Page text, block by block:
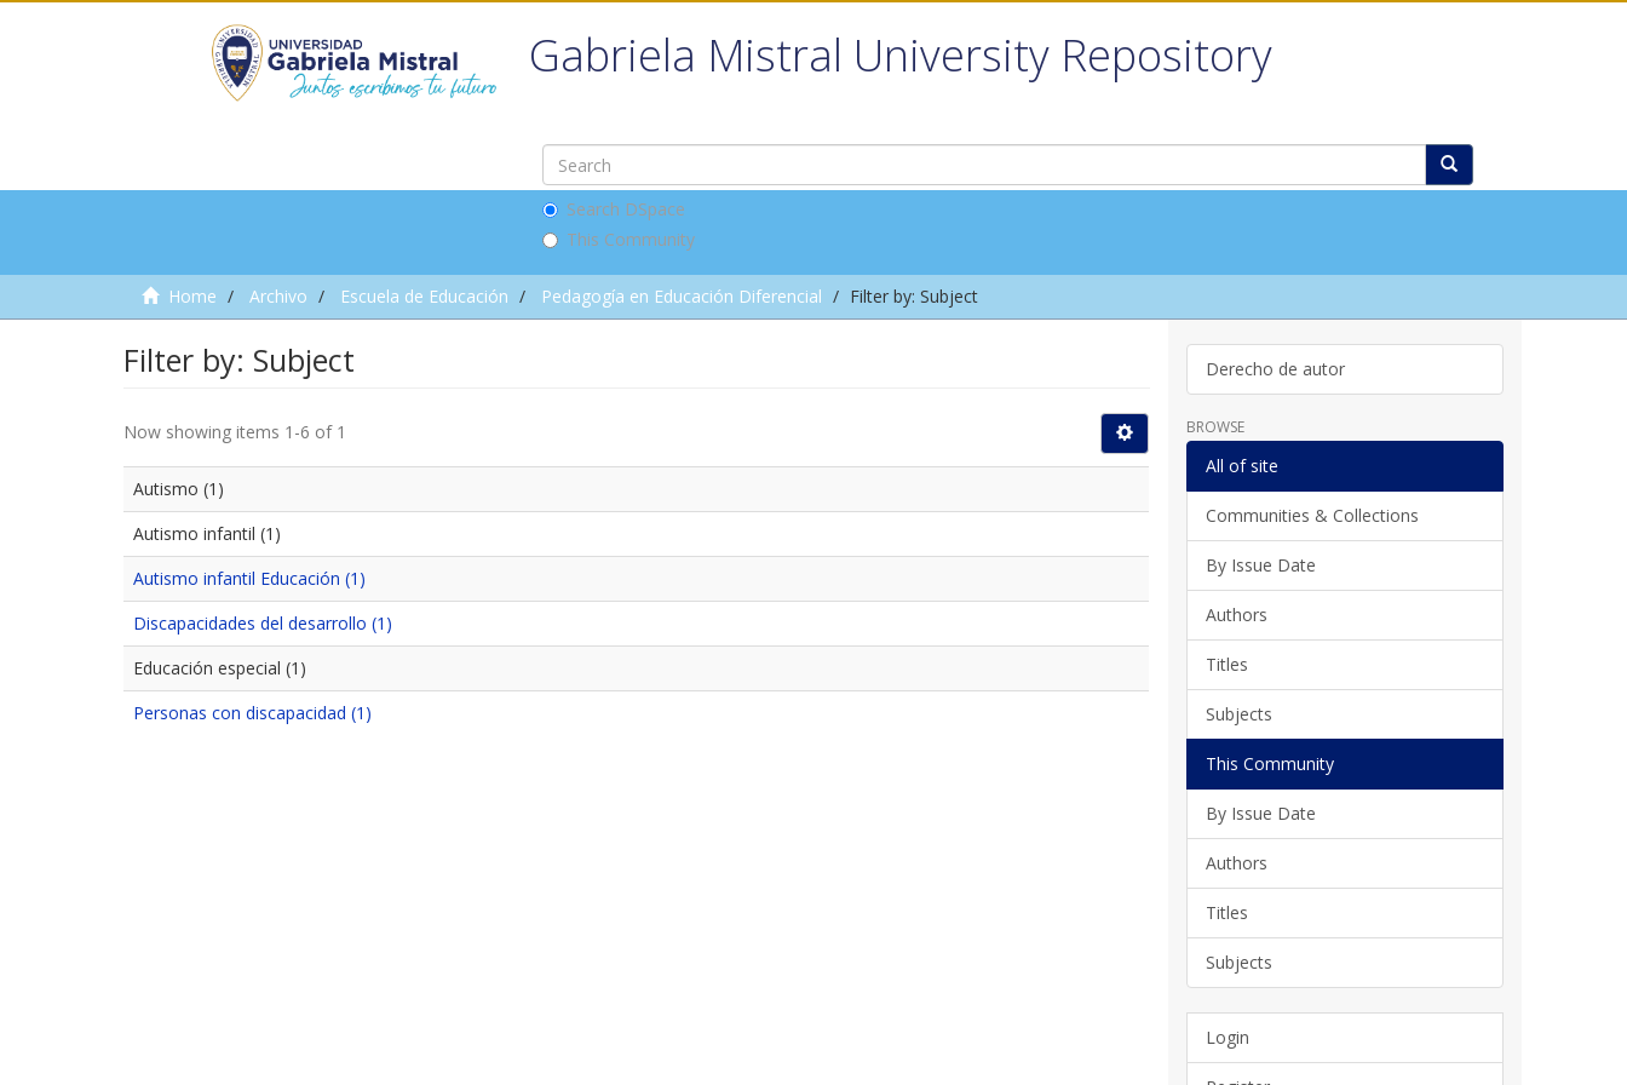
Gabriela Mistral University Repository
Search DSpace
This Community
Home Archivo Escuela de Educación Pedagogía en Educación Diferencial Filter by: Subject
Filter by: Subject
Now showing items 1-6 of 1
Autismo (1)
Autismo infantil (1)
Autismo infantil Educación (1)
Discapacidades del desarrollo (1)
Educación especial (1)
Personas con discapacidad (1)
Derecho de autor
BROWSE
All of site
Communities & Collections
By Issue Date
Authors
Titles
Subjects
This Community
By Issue Date
Authors
Titles
Subjects
Login